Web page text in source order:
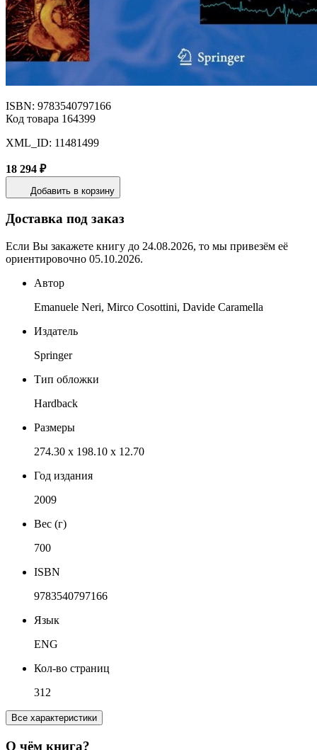
ISBN: 9783540797166
Код товара 164399
XML_ID: 11481499
18 294 ₽
Добавить в корзину
Доставка под заказ
Если Вы закажете книгу до 24.08.2026, то мы привезём её
ориентировочно 05.10.2026.
Автор
Emanuele Neri, Mirco Cosottini, Davide Caramella
Издатель
Springer
Тип обложки
Hardback
Размеры
274.30 x 198.10 x 12.70
Год издания
2009
Вес (г)
700
ISBN
9783540797166
Язык
ENG
Кол-во страниц
312
Все характеристики
О чём книга?